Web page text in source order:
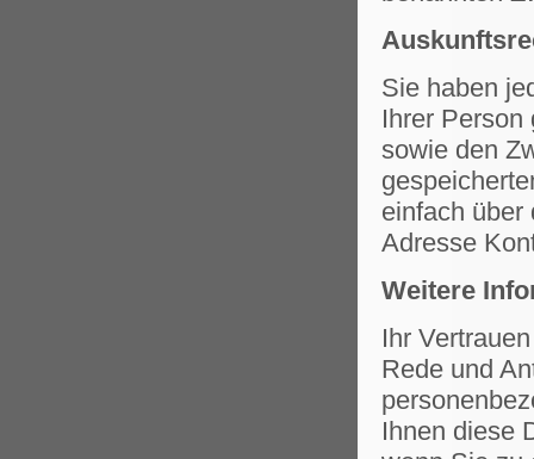
Sie haben
Ihrer Person
sowie den
einfach über
Adresse
Weitere
Ihr
Rede und
Ihnen diese